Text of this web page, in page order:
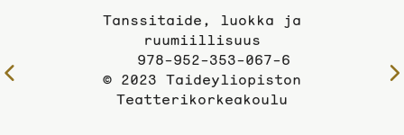
Edelliselle
Tanssitaide, luokka ja
ruumiillisuus
978-952-353-067-6
© 2023 Taideyliopiston
Teatterikorkeakoulu